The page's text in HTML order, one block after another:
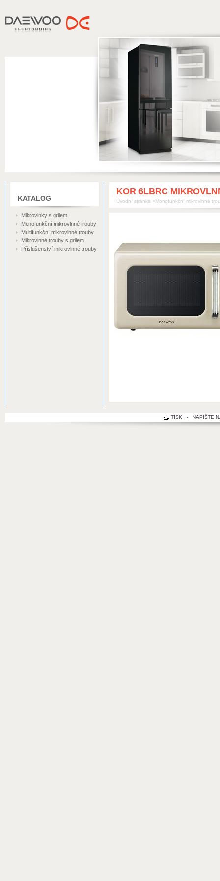
DAEWOO
KATALOG
Mikrovlnky s grilem
Monofunkční mikrovlnné trouby
Multifunkční mikrovlnné trouby
Mikrovlnné trouby s grilem
Příslušenství mikrovlnné trouby
KOR 6LBRC
Úvodní stránka >Monofunkční mikrovlnné
TISK - NAPIŠTE